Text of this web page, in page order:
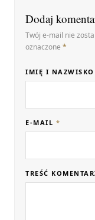
Dodaj
Twój e-mail nie
oznaczone *
IMIĘ I NAZWISKO
E-MAIL *
TREŚĆ